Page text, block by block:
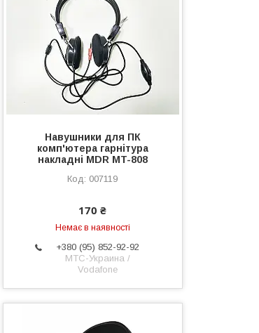
Навушники для ПК
комп'ютера гарнітура
накладні MDR MT-808
007119
170 ₴
Немає в наявності
+380 (95) 852-92-92
МТС-Украина /
Vodafone